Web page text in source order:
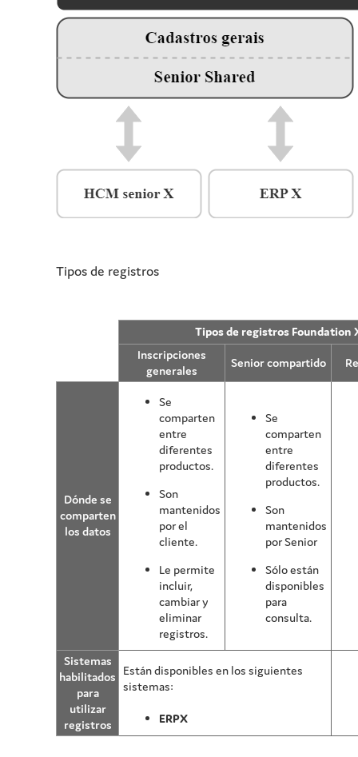
Tipos de registros
Tipos de registros Foundation
Inscripciones
generales
Senior compartido
Dónde se
comparten
los datos
Se
comparten
entre
diferentes
productos.
Son
mantenidos
por el
cliente.
Le permite
incluir,
cambiar y
eliminar
registros.
Se
comparten
entre
diferentes
productos.
Son
mantenidos
por Senior
Sólo están
disponibles
para
consulta.
Sistemas
habilitados
para
utilizar
registros
Están disponibles en los siguientes
sistemas:
ERPX